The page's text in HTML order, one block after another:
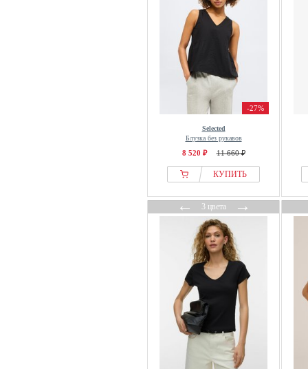
-27%
Selected
Блузка без рукавов
8 520 ₽ 11 660 ₽
КУПИТЬ
←3 цвета→